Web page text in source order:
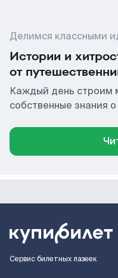
Делимся классными
Истории и
от
Каждый день строим
собственные знания
Сервис билетных лазеек